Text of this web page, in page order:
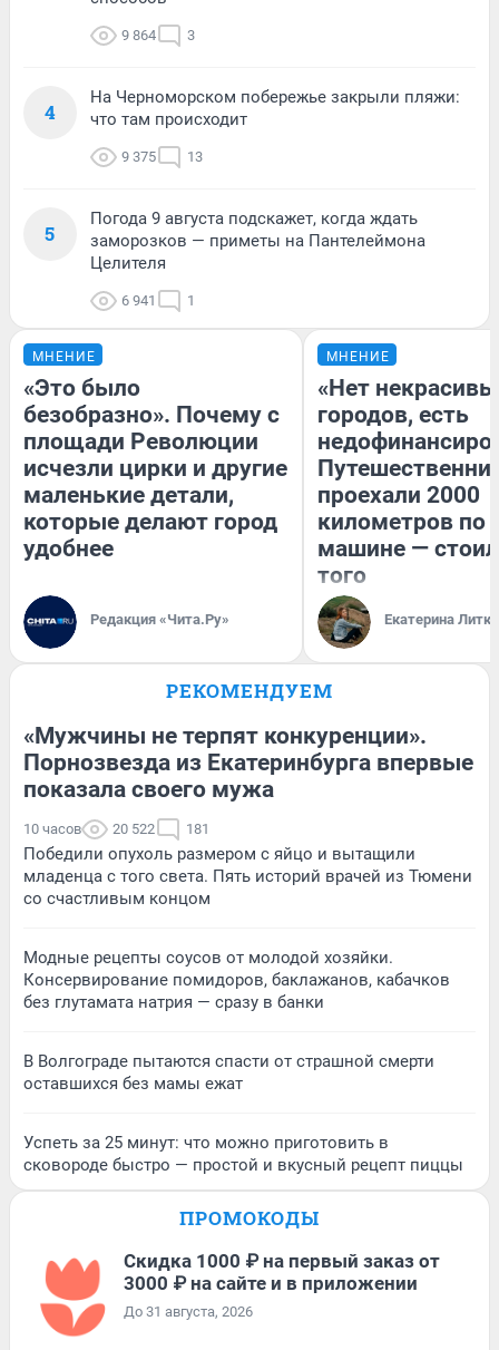
9 864 3
4
На Черноморском побережье закрыли пляжи:
что там происходит
9 375 13
5
Погода 9 августа подскажет, когда ждать
заморозков — приметы на Пантелеймона
Целителя
6 941 1
МНЕНИЕ
«Это было
безобразно». Почему с
площади Революции
исчезли цирки и другие
маленькие детали,
которые делают город
удобнее
Редакция «Чита.Ру»
МНЕНИЕ
«Нет
городов, есть
проехали 2000
километров по
машине —
того
Екатерина
РЕКОМЕНДУЕМ
«Мужчины не терпят конкуренции».
Порнозвезда из Екатеринбурга впервые
показала своего мужа
10 часов 20 522 181
Победили опухоль размером с яйцо и вытащили
младенца с того света. Пять историй врачей из Тюмени
со счастливым концом
Модные рецепты соусов от молодой хозяйки.
Консервирование помидоров, баклажанов, кабачков
без глутамата натрия — сразу в банки
В Волгограде пытаются спасти от страшной смерти
оставшихся без мамы ежат
Успеть за 25 минут: что можно приготовить в
сковороде быстро — простой и вкусный рецепт пиццы
ПРОМОКОДЫ
Скидка 1000 ₽ на первый заказ от
3000 ₽ на сайте и в приложении
До 31 августа, 2026